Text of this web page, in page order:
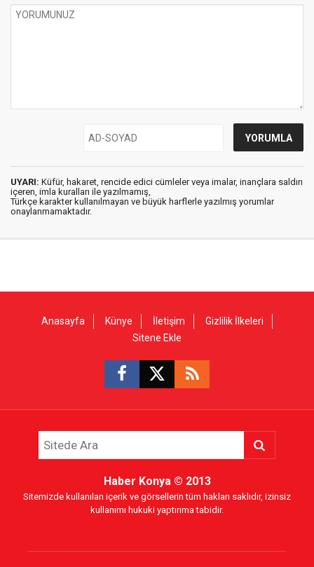
UYARI: Küfür, hakaret, rencide edici cümleler veya imalar, inançlara saldırı
içeren, imla kuralları ile yazılmamış,
Türkçe karakter kullanılmayan ve büyük harflerle yazılmış yorumlar
onaylanmamaktadır.
Anasayfa Künye İletişim
Gizlilik İlkeleri
Sitene Ekle
Haber Konya© 2013
Sitemizde kullanılan içerik ve görsellerin tüm hakları saklıdır, izinsiz
kullanımı hukuki yaptırıma tabidir.